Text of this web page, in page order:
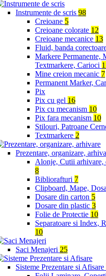
Instrumente de scris 98
Creioane 5
Creioane colorate 12
Creioane mecanice 13
Fluid, banda
Markere Permanente,
Textmarkere, Carioci
Mine creion mecanic 7
Permanent Marker,
Pix
Pix cu gel 16
Pix cu mecanism 10
Pix fara mecanism 10
Stilouri, Patroane
Textmarkere 2
Prezentare, organizare,
Alonje, Cutii arhivare,
8
Bibliorafturi 7
Clipboard, Mape,
Dosare din carton 5
Dosare din plastic 3
Folie de Protectie 10
Separatoare si Index,
10
Saci Menajeri 25
Sisteme Prezentare si Afisare